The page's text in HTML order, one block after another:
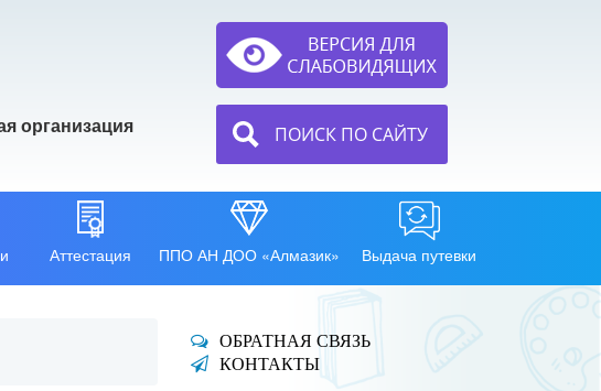
организация ПОИСК ПО САЙТУ
Аттестация ППО АН ДОО «Алмазик» Выдача путевки
ОБРАТНАЯ СВЯЗЬ
КОНТАКТЫ